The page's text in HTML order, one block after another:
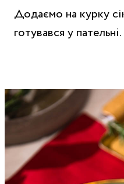
Додаємо на курку
готувався у пательні.